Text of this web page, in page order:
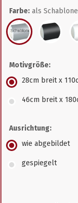
Farbe: als
Motivgröße:
28cm breit x
46cm breit x
Ausrichtung:
wie abgebildet
gespiegelt